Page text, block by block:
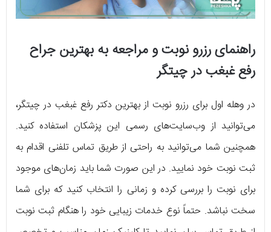
راهنمای رزرو نوبت و مراجعه به بهترین جراح
رفع غبغب در چیتگر
در وهله اول برای رزرو نوبت از بهترین دکتر رفع غبغب در چیتگر،
می‌توانید از وب‌سایت‌های رسمی این پزشکان استفاده کنید.
همچنین شما می‌توانید به راحتی از طریق تماس تلفنی اقدام به
ثبت نوبت خود نمایید. در این صورت شما باید زمان‌های موجود
برای نوبت را بررسی کرده و زمانی را انتخاب کنید که برای شما
سخت نباشد. حتماً نوع خدمات زیبایی خود را هنگام ثبت نوبت